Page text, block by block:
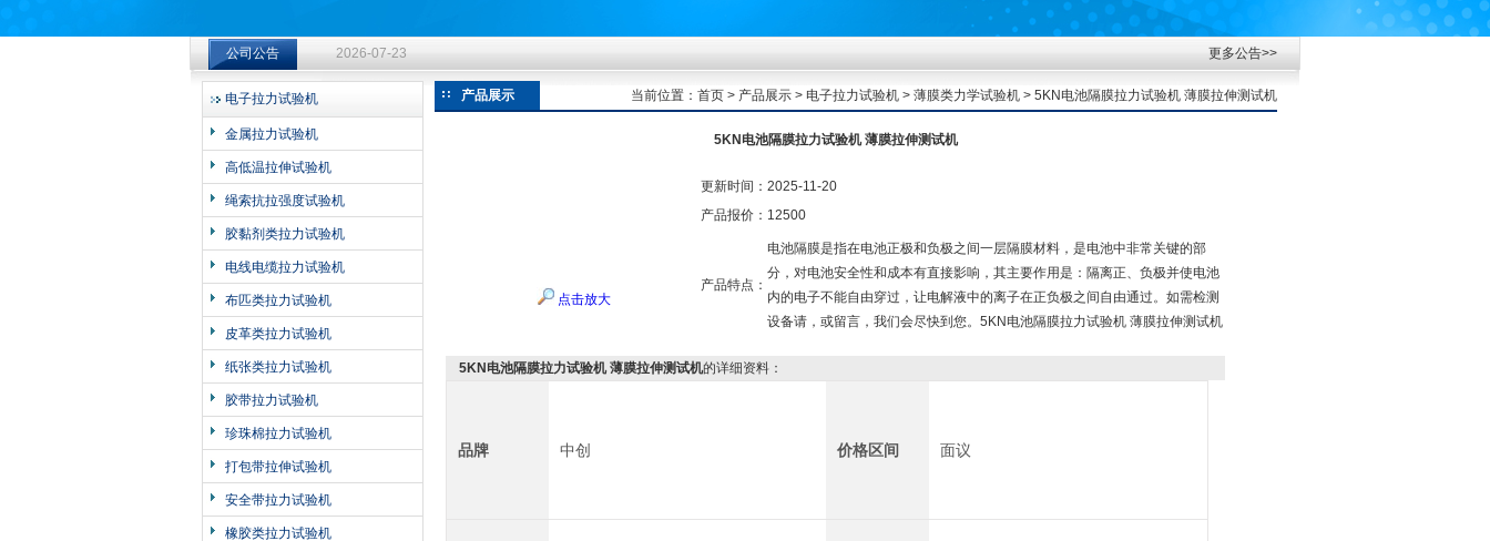
公司公告 2026-07-23
钻杆扭转试验台选型指南：从额定扭矩到加载频率的工况适配逻辑
2026-07-23
钻杆扭转试验台选型指南：从额定扭矩到加载频率的工况适配逻辑
2026-07-23
更多公告>>
电子拉力试验机
金属拉力试验机
高低温拉伸试验机
绳索抗拉强度试验机
胶黏剂类拉力试验机
电线电缆拉力试验机
布匹类拉力试验机
皮革类拉力试验机
纸张类拉力试验机
胶带拉力试验机
珍珠棉拉力试验机
打包带拉伸试验机
安全带拉力试验机
橡胶类拉力试验机
产品展示 当前位置： 首页 > 产品展示 > 电子拉力试验机 > 薄膜类力学试验机 > 5KN电池隔膜拉力试验机 薄膜拉伸测试机
5KN电池隔膜拉力试验机 薄膜拉伸测试机
点击放大
更新时间： 2025-11-20
产品报价： 12500
产品特点：
电池隔膜是指在电池正极和负极之间一层隔膜材料，是电池中非常关键的部
分，对电池安全性和成本有直接影响，其主要作用是：隔离正、负极并使电池
内的电子不能自由穿过，让电解液中的离子在正负极之间自由通过。如需检测
设备请，或留言，我们会尽快到您。5KN电池隔膜拉力试验机 薄膜拉伸测试机
5KN电池隔膜拉力试验机 薄膜拉伸测试机的详细资料：
品牌 中创 价格区间 面议